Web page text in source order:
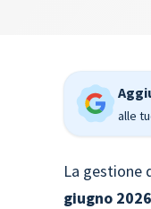
alle
La gestione
giugno 2026